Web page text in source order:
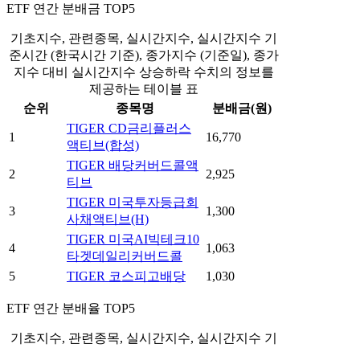
ETF 연간 분배금 TOP5
기초지수, 관련종목, 실시간지수, 실시간지수 기
준시간 (한국시간 기준), 종가지수 (기준일), 종가
지수 대비 실시간지수 상승하락 수치의 정보를
제공하는 테이블 표
순위
종목명 분배금(원)
1
TIGER CD금리플러스
액티브(합성)
16,770
2
TIGER 배당커버드콜액
티브
2,925
3
TIGER 미국투자등급회
사채액티브(H)
1,300
4
TIGER 미국AI빅테크10
타겟데일리커버드콜
1,063
5 TIGER 코스피고배당 1,030
ETF 연간 분배율 TOP5
기초지수, 관련종목, 실시간지수, 실시간지수 기